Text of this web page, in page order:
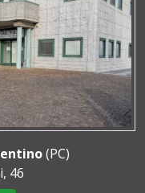
(PC)
46